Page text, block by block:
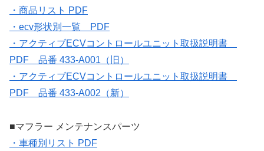
・商品リスト PDF
・ecv形状別一覧 PDF
・アクティブECVコントロールユニット取扱説明書
PDF 品番 433-A001（旧）
・アクティブECVコントロールユニット取扱説明書
PDF 品番 433-A002（新）
■マフラー メンテナンスパーツ
・車種別リスト PDF